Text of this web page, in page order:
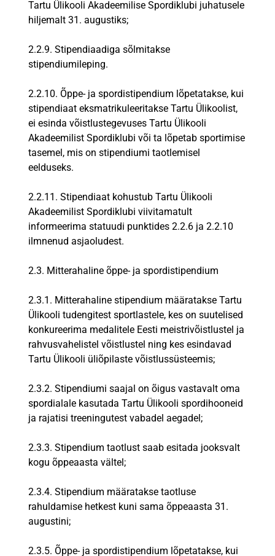
Tartu Ülikooli Akadeemilise Spordiklubi juhatusele
hiljemalt 31. augustiks;
2.2.9. Stipendiaadiga sõlmitakse
stipendiumileping.
2.2.10. Õppe- ja spordistipendium lõpetatakse, kui
stipendiaat eksmatrikuleeritakse Tartu Ülikoolist,
ei esinda võistlustegevuses Tartu Ülikooli
Akadeemilist Spordiklubi või ta lõpetab sportimise
tasemel, mis on stipendiumi taotlemisel
eelduseks.
2.2.11. Stipendiaat kohustub Tartu Ülikooli
Akadeemilist Spordiklubi viivitamatult
informeerima statuudi punktides 2.2.6 ja 2.2.10
ilmnenud asjaoludest.
2.3. Mitterahaline õppe- ja spordistipendium
2.3.1. Mitterahaline stipendium määratakse Tartu
Ülikooli tudengitest sportlastele, kes on suutelised
konkureerima medalitele Eesti meistrivõistlustel ja
rahvusvahelistel võistlustel ning kes esindavad
Tartu Ülikooli üliõpilaste võistlussüsteemis;
2.3.2. Stipendiumi saajal on õigus vastavalt oma
spordialale kasutada Tartu Ülikooli spordihooneid
ja rajatisi treeningutest vabadel aegadel;
2.3.3. Stipendium taotlust saab esitada jooksvalt
kogu õppeaasta vältel;
2.3.4. Stipendium määratakse taotluse
rahuldamise hetkest kuni sama õppeaasta 31.
augustini;
2.3.5. Õppe- ja spordistipendium lõpetatakse, kui